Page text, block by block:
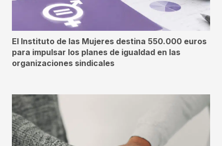
El Instituto de las Mujeres destina 550.000 euros
para impulsar los planes de igualdad en las
organizaciones sindicales